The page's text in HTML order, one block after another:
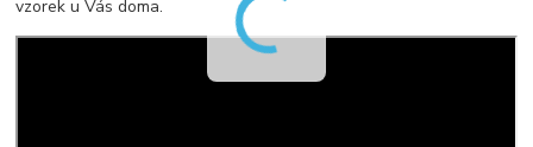
vzorek u Vás doma.